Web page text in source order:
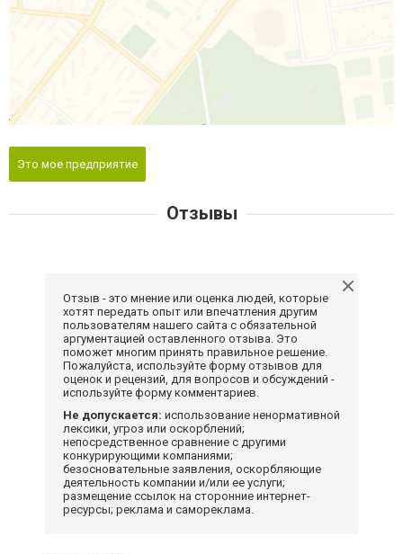
Это мое предприятие
Отзывы
Отзыв - это мнение или оценка людей, которые
хотят передать опыт или впечатления другим
пользователям нашего сайта с обязательной
аргументацией оставленного отзыва. Это
поможет многим принять правильное решение.
Пожалуйста, используйте форму отзывов для
оценок и рецензий, для вопросов и обсуждений -
используйте форму комментариев.
Не допускается: использование ненормативной
лексики, угроз или оскорблений;
непосредственное сравнение с другими
конкурирующими компаниями;
безосновательные заявления, оскорбляющие
деятельность компании и/или ее услуги;
размещение ссылок на сторонние интернет-
ресурсы; реклама и самореклама.